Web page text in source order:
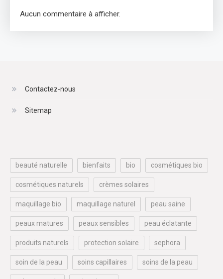
Aucun commentaire à afficher.
Contactez-nous
Sitemap
beauté naturelle bienfaits bio cosmétiques bio
cosmétiques naturels crèmes solaires
maquillage bio maquillage naturel peau saine
peaux matures peaux sensibles peau éclatante
produits naturels protection solaire sephora
soin de la peau soins capillaires soins de la peau